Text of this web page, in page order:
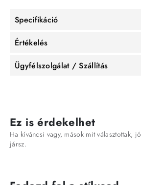
Specifikáció
Értékelés
Ügyfélszolgálat / Szállítás
Ez is érdekelhet
Ha kíváncsi vagy, mások mit választottak,
jársz.